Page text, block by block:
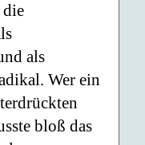
als
Wer ein
bloß das